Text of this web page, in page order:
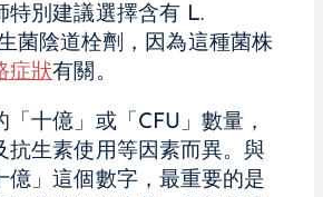
特別建議選擇含有 L.
菌陰道栓劑，因為這種菌株
症狀有關。
十億」或「CFU」數量，
抗生素使用等因素而異。與
億」這個數字，最重要的是